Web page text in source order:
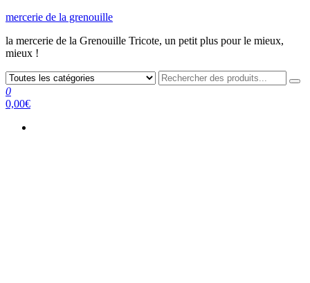
mercerie de la grenouille
la mercerie de la Grenouille Tricote, un petit plus pour le mieux,
mieux !
0
0,00€